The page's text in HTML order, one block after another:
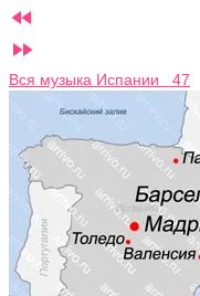


Вся музыка Испании 47